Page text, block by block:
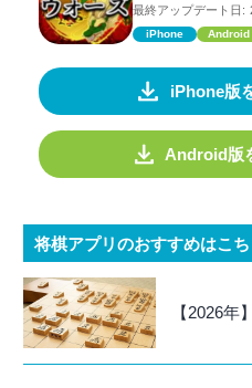
最終アップデート日:
iPhone Android
iPhone版
Android版
将棋アプリのおすすめはこち
【2026年